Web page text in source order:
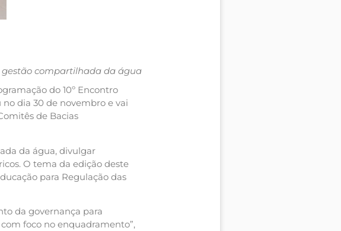
compartilhada da água
do 10º Encontro
no dia 30 de novembro e vai
de Bacias
da água, divulgar
O tema da edição deste
para Regulação das
da governança para
foco no enquadramento”,